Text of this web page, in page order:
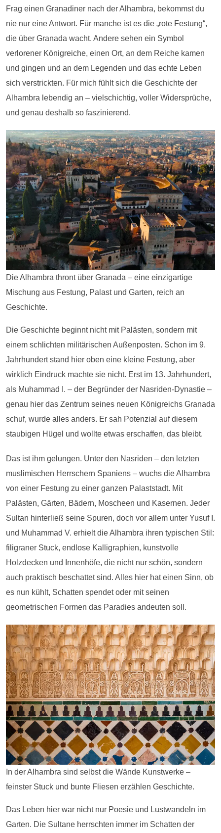
Frag einen Granadiner nach der Alhambra, bekommst du
nie nur eine Antwort. Für manche ist es die „rote Festung“,
die über Granada wacht. Andere sehen ein Symbol
verlorener Königreiche, einen Ort, an dem Reiche kamen
und gingen und an dem Legenden und das echte Leben
sich verstrickten. Für mich fühlt sich die Geschichte der
Alhambra lebendig an – vielschichtig, voller Widersprüche,
und genau deshalb so faszinierend.
Die Alhambra thront über Granada – eine einzigartige
Mischung aus Festung, Palast und Garten, reich an
Geschichte.
Die Geschichte beginnt nicht mit Palästen, sondern mit
einem schlichten militärischen Außenposten. Schon im 9.
Jahrhundert stand hier oben eine kleine Festung, aber
wirklich Eindruck machte sie nicht. Erst im 13. Jahrhundert,
als Muhammad I. – der Begründer der Nasriden-Dynastie –
genau hier das Zentrum seines neuen Königreichs Granada
schuf, wurde alles anders. Er sah Potenzial auf diesem
staubigen Hügel und wollte etwas erschaffen, das bleibt.
Das ist ihm gelungen. Unter den Nasriden – den letzten
muslimischen Herrschern Spaniens – wuchs die Alhambra
von einer Festung zu einer ganzen Palaststadt. Mit
Palästen, Gärten, Bädern, Moscheen und Kasernen. Jeder
Sultan hinterließ seine Spuren, doch vor allem unter Yusuf I.
und Muhammad V. erhielt die Alhambra ihren typischen Stil:
filigraner Stuck, endlose Kalligraphien, kunstvolle
Holzdecken und Innenhöfe, die nicht nur schön, sondern
auch praktisch beschattet sind. Alles hier hat einen Sinn, ob
es nun kühlt, Schatten spendet oder mit seinen
geometrischen Formen das Paradies andeuten soll.
In der Alhambra sind selbst die Wände Kunstwerke –
feinster Stuck und bunte Fliesen erzählen Geschichte.
Das Leben hier war nicht nur Poesie und Lustwandeln im
Garten. Die Sultane herrschten immer im Schatten der